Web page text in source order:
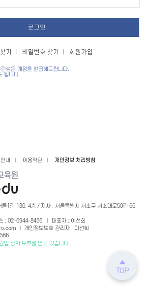
기 비밀번호 찾기 회원가입
생은 계정을 발급해드립니다.
됩니다.
내 이용약관 개인정보 처리방침
들1길 130, 4층 / 지사 : 서울특별시 서초구 서초대로50길 66,
: 02-6944-8456 ㅣ 대표자 : 이선희
ㅣ 개인정보보호 관리자 : 이선희
법 상의 보호를 받고 있습니다.
TOP